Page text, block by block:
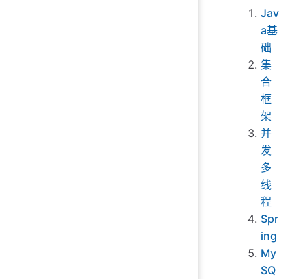
Jav
a基
础
集
合
框
架
并
发
多
线
程
Spr
ing
My
SQ